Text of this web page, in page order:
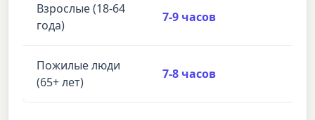
Взрослые (18-64
года)
7-9 часов
Пожилые люди
(65+ лет)
7-8 часов